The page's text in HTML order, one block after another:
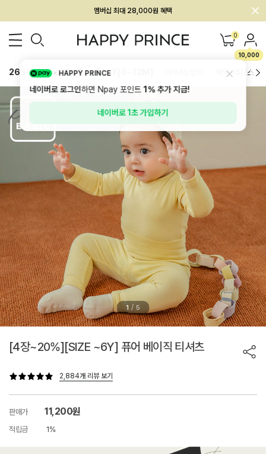
회원전용 아울렛, 가입하면 ~60% 할인!
멤버십 최대 28,000원 혜택 0
10,000
26SS 신상 BEST BABY[6~12M] 하의/레깅스
1 / 5
[4장~20%][SIZE ~6Y] 퓨어 베이직 티셔츠
2,884개 리뷰 보기
판매가 11,200원
적립금 1%
HAPPY PRINCE
네이버로 로그인하면 Npay 포인트1%추가 지급!
네이버로 1초 가입하기